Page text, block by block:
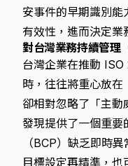
安事件的早期識別
有效性，進而決定業
對台灣業務持續管理
台灣企業在推動
時，往往將重心放在
卻相對忽略了「主
發現提供了一個重要
（BCP）缺乏即時
目標設定再精準，